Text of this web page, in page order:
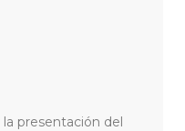
presentación del